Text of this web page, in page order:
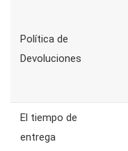
Política de
Devoluciones
El tiempo de
entrega